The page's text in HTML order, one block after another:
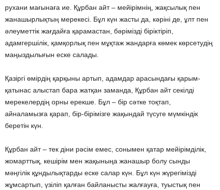
рухани мағынаға ие. Құрбан айт – мейірімнің, жақсылық пен
жанашырлықтың мерекесі. Бұл күн жасты да, кәріні де, ұлт пен
әлеуметтік жағдайға қарамастан, бәрімізді біріктіріп,
адамгершілік, қамқорлық пен мұқтаж жандарға көмек көрсетудің
маңыздылығын еске салады.
Қазіргі өмірдің қарқыны артып, адамдар арасындағы қарым-
қатынас алыстап бара жатқан заманда, Құрбан айт секілді
мерекелердің орны ерекше. Бұл – бір сәтке тоқтап,
айналамызға қарап, бір-бірімізге жақындай түсуге мүмкіндік
беретін күн.
Құрбан айт – тек діни рәсім емес, сонымен қатар мейірімділік,
жомарттық, кешірім мен жақыныңа жанашыр болу сынды
мәңгілік құндылықтарды еске салар күн. Бұл күн жүрегімізді
жұмсартып, үзіліп қалған байланысты жалғауға, туыстық пен